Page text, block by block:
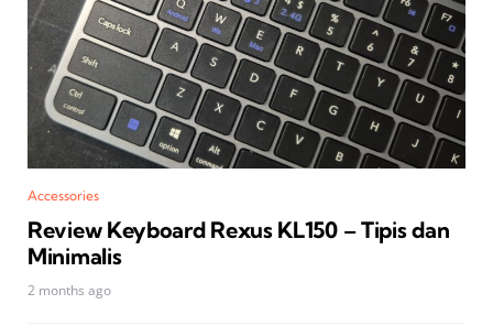
Accessories
Review Keyboard Rexus KL150 – Tipis dan
Minimalis
2 months ago